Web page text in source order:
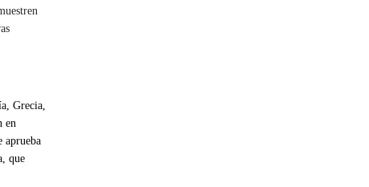
Grecia,
en
aprueba
que